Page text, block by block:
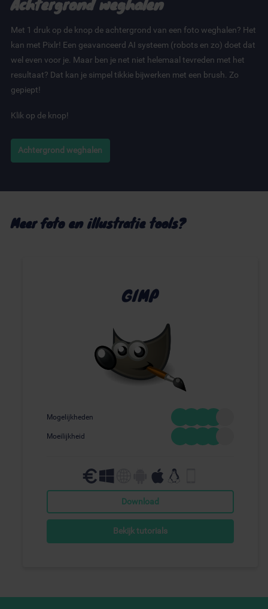
Met 1 druk op de knop de achtergrond van een foto weghalen? Het
kan met Pixlr! Een geavanceerd AI systeem (robots en zo) doet dat
wel even voor je. Maar ben je net niet helemaal tevreden met het
resultaat? Dat kan je simpel tikkie bijwerken met een brush. Zo
gepiept!
Klik op de knop!
Achtergrond weghalen
Meer foto en illustratie tools?
GIMP
Mogelijkheden
Moeilijkheid
Download
Bekijk tutorials